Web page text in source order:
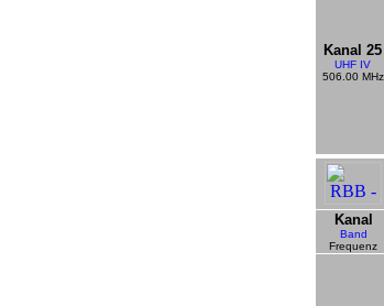
Kanal 25
UHF IV
506.00 MHz
Kanal
Band
Frequenz